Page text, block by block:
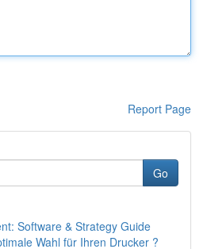
Report Page
Go
Software & Strategy Guide
Wahl für Ihren Drucker ?